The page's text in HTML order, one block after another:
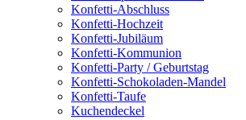
Konfetti-Abschluss
Konfetti-Hochzeit
Konfetti-Jubiläum
Konfetti-Kommunion
Konfetti-Party / Geburtstag
Konfetti-Schokoladen-Mandel
Konfetti-Taufe
Kuchendeckel